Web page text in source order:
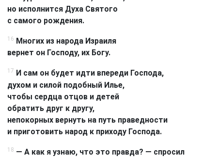
но исполнится Духа Святого
с самого рождения.
16 Многих из народа Израиля
вернет он Господу, их Богу.
17 И сам он будет идти впереди Господа,
духом и силой подобный Илье,
чтобы сердца отцов и детей
обратить друг к другу,
непокорных вернуть на путь праведности
и приготовить народ к приходу Господа.
18 — А как я узнаю, что это правда? — спросил